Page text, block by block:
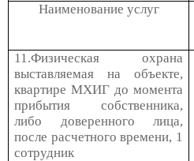
Наименование услуг
11.Физическая охрана
выставляемая на объекте,
квартире МХИГ до момента
прибытия собственника,
либо доверенного лица,
после расчетного времени, 1
сотрудник